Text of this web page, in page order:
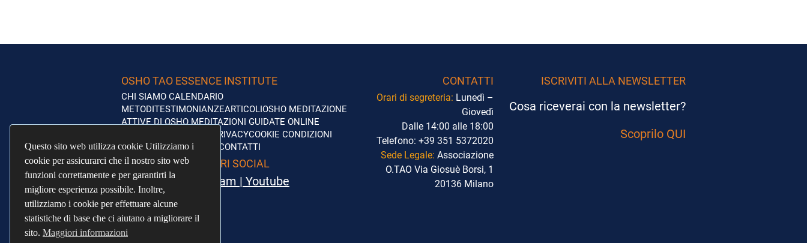
Questo sito web utilizza cookie Utilizziamo i
cookie per assicurarci che il nostro sito web
funzioni correttamente e per garantirti la
migliore esperienza possibile. Inoltre,
utilizziamo i cookie per effettuare alcune
statistiche di base che ci aiutano a migliorare il
sito. Maggiori informazioni
Questo sito web utilizza cookie Utilizziamo i
cookie per assicurarci che il nostro sito web
funzioni correttamente e per garantirti la
migliore esperienza possibile. Inoltre,
utilizziamo i cookie per effettuare alcune
statistiche di base che ci aiutano a migliorare il
sito. Maggiori informazioni
Questo sito web utilizza cookie Utilizziamo i
cookie per assicurarci che il nostro sito web
funzioni correttamente e per garantirti la
migliore esperienza possibile. Inoltre,
utilizziamo i cookie per effettuare alcune
statistiche di base che ci aiutano a migliorare il
sito. Maggiori informazioni
OSHO TAO ESSENCE INSTITUTE
CHI SIAMO CALENDARIO
METODITESTIMONIANZEARTICOLIOSHO MEDITAZIONE
ATTIVE DI OSHOMEDITAZIONI GUIDATE ONLINE
PRIVACYCOOKIE CONDIZIONI
GENERALI DI VENDITA
CONTATTI
COLLEGATI AI NOSTRI SOCIAL
Facebook| Instagram | Youtube
CONTATTI
Orari di segreteria: Lunedì –
Giovedì
Dalle 14:00 alle 18:00
Telefono: +39 351 5372020
Sede Legale: Associazione
O.TAO Via Giosuè Borsi, 1
20136 Milano
ISCRIVITI ALLA NEWSLETTER
Cosa riceverai con la newsletter?
Scoprilo QUI